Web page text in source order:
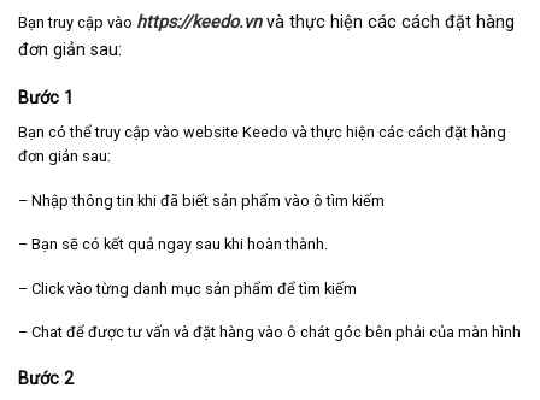
Bạn truy cập vào https://keedo.vnvà thực hiện các cách đặt hàng
đơn giản sau:
Bước 1
Bạn có thể truy cập vào website Keedo và thực hiện các cách đặt hàng
đơn giản sau:
– Nhập thông tin khi đã biết sản phẩm vào ô tìm kiếm
– Bạn sẽ có kết quả ngay sau khi hoàn thành.
– Click vào từng danh mục sản phẩm để tìm kiếm
– Chat để được tư vấn và đặt hàng vào ô chát góc bên phải của màn hình
Bước 2